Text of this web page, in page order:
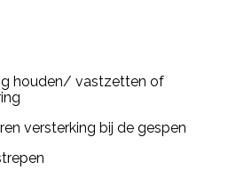
houden/ vastzetten of
versterking bij de gespen